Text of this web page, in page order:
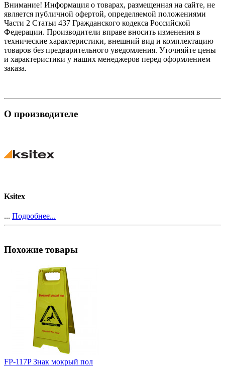
Внимание! Информация о товарах, размещенная на сайте, не
является публичной офертой, определяемой положениями
Части 2 Статьи 437 Гражданского кодекса Российской
Федерации. Производители вправе вносить изменения в
технические характеристики, внешний вид и комплектацию
товаров без предварительного уведомления. Уточняйте цены
и характеристики у наших менеджеров перед оформлением
заказа.
О производителе
Ksitex
... Подробнее...
Похожие товары
FP-117P Знак мокрый пол